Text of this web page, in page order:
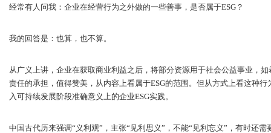
经常有人问我：企业在经营行为之外做的一些善事，是否属于ESG？
我的回答是：也算，也不算。
从广义上讲，企业在获取商业利益之后，将部分资源用于社会公益事业，
责任的承担，值得赞美，从内容上看属于ESG的范围。但从方式上看这种
入可持续发展阶段准确意义上的企业ESG实践。
中国古代历来强调“义利观”，主张“见利思义”，不能“见利忘义”，有时还